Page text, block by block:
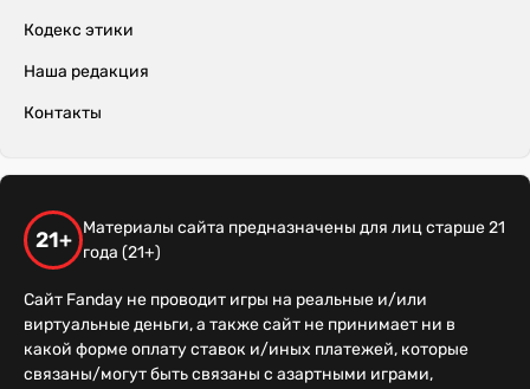
Кодекс этики
Наша редакция
Контакты
21+
Материалы сайта предназначены для лиц старше 21
года (21+)
Сайт Fanday не проводит игры на реальные и/или
виртуальные деньги, а также сайт не принимает ни в
какой форме оплату ставок и/иных платежей, которые
связаны/могут быть связаны с азартными играми,